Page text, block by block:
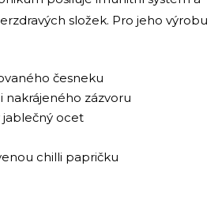
složek. Pro jeho výrobu
česneku
nakrájeného zázvoru
jablečný ocet
chilli papričku